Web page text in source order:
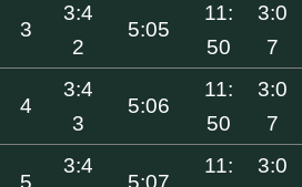
3
3:4
2
5:05
11:
50
3:0
7
4
3:4
3
5:06
11:
50
3:0
7
5
3:4
5:07
11:
3:0